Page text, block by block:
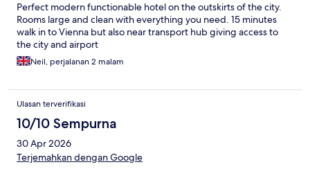
Perfect modern functionable hotel on the outskirts of the city.
Rooms large and clean with everything you need. 15 minutes
walk in to Vienna but also near transport hub giving access to
the city and airport
Neil, perjalanan 2 malam
Ulasan terverifikasi
10/10 Sempurna
30 Apr 2026
Terjemahkan dengan Google